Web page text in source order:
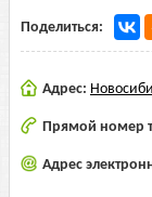
Поделиться:
Адрес:
Прямой номер
Адрес